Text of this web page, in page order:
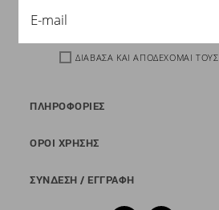
ΔΙΑΒΑΣΑ ΚΑΙ ΑΠΟΔΕΧΟΜΑΙ ΤΟΥΣ
ΠΛΗΡΟΦΟΡΙΕΣ
ΟΡΟΙ ΧΡΗΣΗΣ
ΣΥΝΔΕΣΗ / ΕΓΓΡΑΦΗ